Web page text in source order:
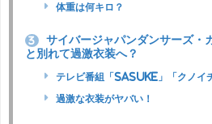
体重は何キロ？
3
サイバージャパンダンサーズ・
と別れて過激衣装へ？
テレビ番組「SASUKE」「クノイ
過激な衣装がヤバい！